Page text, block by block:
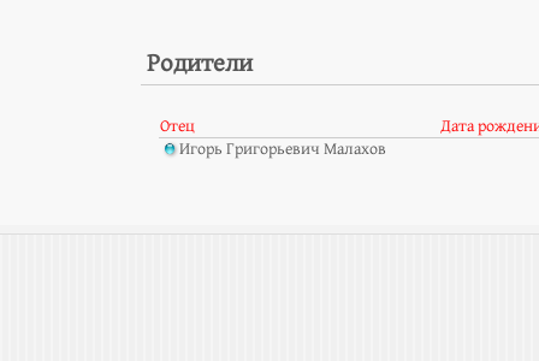
Родители
Отец
Дата
Игорь Григорьевич Малахов